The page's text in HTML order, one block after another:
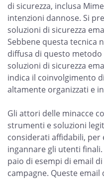
di sicurezza, inclusa
intenzioni dannose. Si
soluzioni di sicurezza
Sebbene questa tecnica
diffusa di questo
soluzioni di sicurezza
indica il coinvolgimento
altamente organizzati e
Gli attori delle minacce
strumenti e soluzioni
considerati affidabili,
ingannare gli utenti
paio di esempi di email
campagne. Queste